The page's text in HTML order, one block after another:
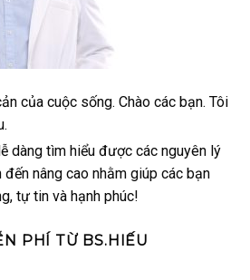
của cuộc sống. Chào các bạn. Tôi
dàng tìm hiểu được các nguyên lý
nâng cao nhằm giúp các bạn
tự tin và hạnh phúc!
PHÍ TỪ BS.HIẾU